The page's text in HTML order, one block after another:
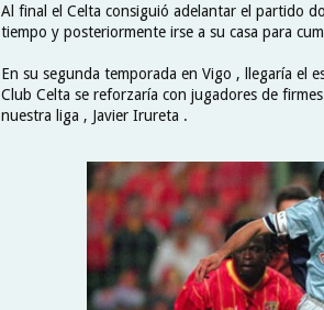
Al final el Celta consiguió adelantar el partido
tiempo y posteriormente irse a su casa para
En su segunda temporada en Vigo , llegaría el
Club Celta se reforzaría con jugadores de
nuestra liga , Javier Irureta .